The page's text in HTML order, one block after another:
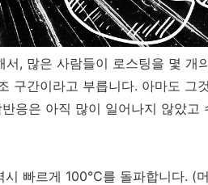
, 많은 사람들이 로스팅을 몇 개
구간이라고 부릅니다. 아마도 그
응은 아직 많이 일어나지 않았고
빠르게 100℃를 돌파합니다. (